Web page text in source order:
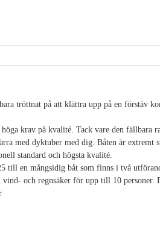
tröttnat på att klättra upp på en förstäv
krav på kvalité. Tack vare den fällbara
med dyktuber med dig. Båten är extremt
standard och högsta kvalité.
till en mångsidig båt som finns i två
och regnsäker för upp till 10 personer.